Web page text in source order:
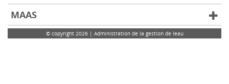
MAAS
© copyright 2026 | Administration de la gestion de leau